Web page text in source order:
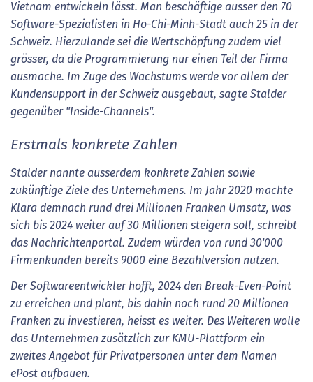
Vietnam entwickeln lässt. Man beschäftige ausser den 70
Software-Spezialisten in Ho-Chi-Minh-Stadt auch 25 in der
Schweiz. Hierzulande sei die Wertschöpfung zudem viel
grösser, da die Programmierung nur einen Teil der Firma
ausmache. Im Zuge des Wachstums werde vor allem der
Kundensupport in der Schweiz ausgebaut, sagte Stalder
gegenüber "Inside-Channels".
Erstmals konkrete Zahlen
Stalder nannte ausserdem konkrete Zahlen sowie
zukünftige Ziele des Unternehmens. Im Jahr 2020 machte
Klara demnach rund drei Millionen Franken Umsatz, was
sich bis 2024 weiter auf 30 Millionen steigern soll, schreibt
das Nachrichtenportal. Zudem würden von rund 30'000
Firmenkunden bereits 9000 eine Bezahlversion nutzen.
Der Softwareentwickler hofft, 2024 den Break-Even-Point
zu erreichen und plant, bis dahin noch rund 20 Millionen
Franken zu investieren, heisst es weiter. Des Weiteren wolle
das Unternehmen zusätzlich zur KMU-Plattform ein
zweites Angebot für Privatpersonen unter dem Namen
ePost aufbauen.